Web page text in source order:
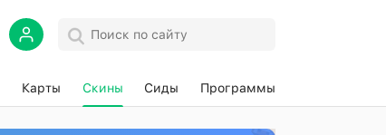
Карты Скины Сиды Программы